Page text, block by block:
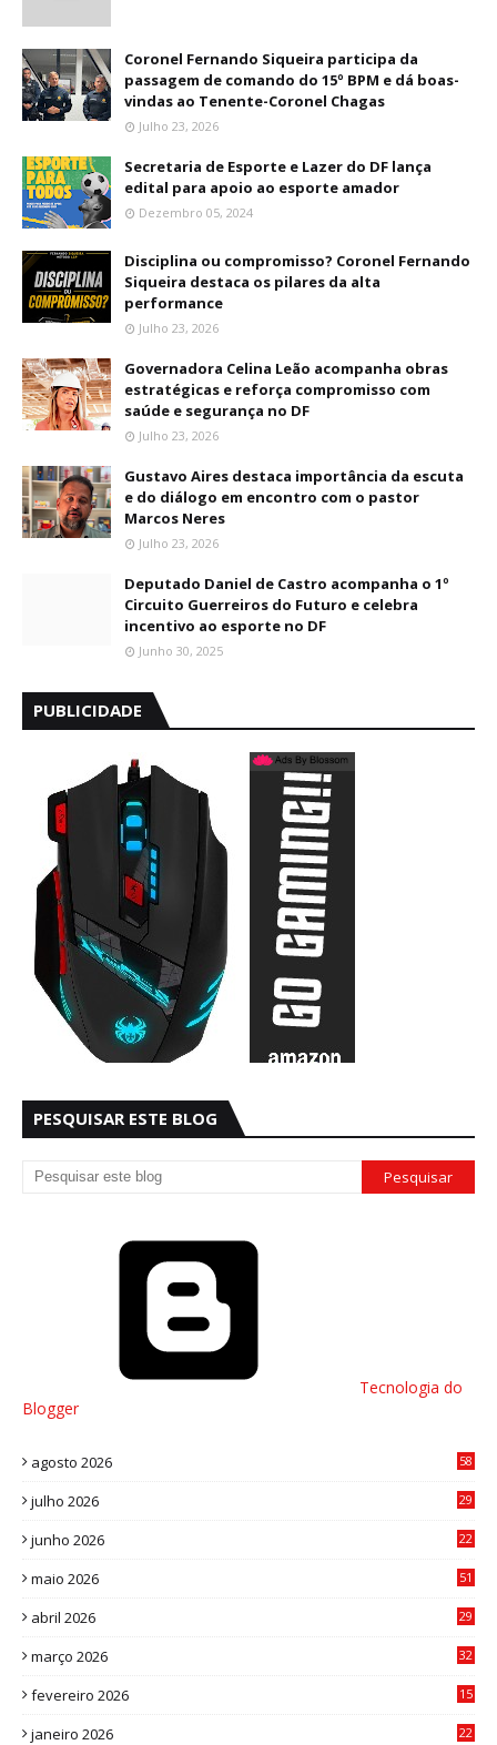
Coronel Fernando Siqueira participa da
passagem de comando do 15º BPM e dá boas-
vindas ao Tenente-Coronel Chagas
Julho 23, 2026
Secretaria de Esporte e Lazer do DF lança
edital para apoio ao esporte amador
Dezembro 05, 2024
Disciplina ou compromisso? Coronel Fernando
Siqueira destaca os pilares da alta
performance
Julho 23, 2026
Governadora Celina Leão acompanha obras
estratégicas e reforça compromisso com
saúde e segurança no DF
Julho 23, 2026
Gustavo Aires destaca importância da escuta
e do diálogo em encontro com o pastor
Marcos Neres
Julho 23, 2026
Deputado Daniel de Castro acompanha o 1º
Circuito Guerreiros do Futuro e celebra
incentivo ao esporte no DF
Junho 30, 2025
PUBLICIDADE
PESQUISAR ESTE BLOG
Tecnologia do
Blogger
agosto 2026 58
julho 2026
29
junho 2026
22
maio 2026
51
abril 2026
29
março 2026
32
fevereiro 2026
15
janeiro 2026
22